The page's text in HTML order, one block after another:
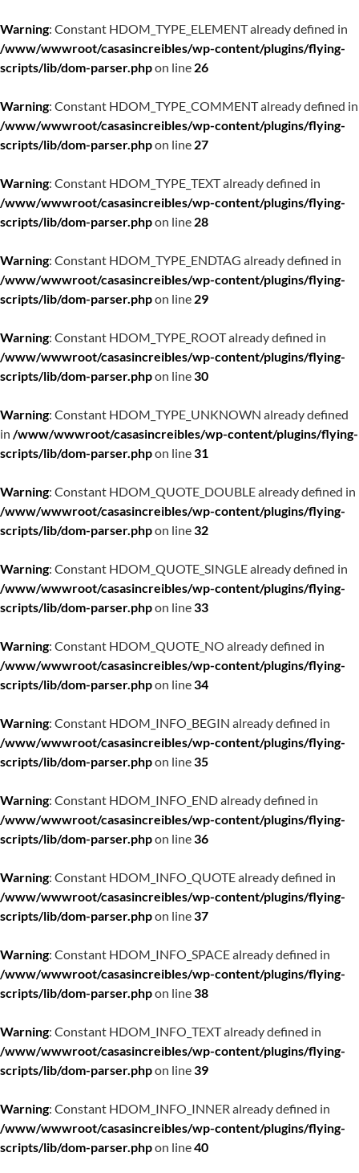
Warning: Constant HDOM_TYPE_ELEMENT already defined in
/www/wwwroot/casasincreibles/wp-content/plugins/flying-
scripts/lib/dom-parser.phpon line 26
Warning: Constant HDOM_TYPE_COMMENT already defined in
/www/wwwroot/casasincreibles/wp-content/plugins/flying-
scripts/lib/dom-parser.phpon line 27
Warning: Constant HDOM_TYPE_TEXT already defined in
/www/wwwroot/casasincreibles/wp-content/plugins/flying-
scripts/lib/dom-parser.phpon line 28
Warning: Constant HDOM_TYPE_ENDTAG already defined in
/www/wwwroot/casasincreibles/wp-content/plugins/flying-
scripts/lib/dom-parser.phpon line 29
Warning: Constant HDOM_TYPE_ROOT already defined in
/www/wwwroot/casasincreibles/wp-content/plugins/flying-
scripts/lib/dom-parser.phpon line30
Warning: Constant HDOM_TYPE_UNKNOWN already defined
in /www/wwwroot/casasincreibles/wp-content/plugins/flying-
scripts/lib/dom-parser.phpon line31
Warning: Constant HDOM_QUOTE_DOUBLE already defined in
/www/wwwroot/casasincreibles/wp-content/plugins/flying-
scripts/lib/dom-parser.phpon line32
Warning: Constant HDOM_QUOTE_SINGLE already defined in
/www/wwwroot/casasincreibles/wp-content/plugins/flying-
scripts/lib/dom-parser.phpon line33
Warning: Constant HDOM_QUOTE_NO already defined in
/www/wwwroot/casasincreibles/wp-content/plugins/flying-
scripts/lib/dom-parser.phpon line34
Warning: Constant HDOM_INFO_BEGIN already defined in
/www/wwwroot/casasincreibles/wp-content/plugins/flying-
scripts/lib/dom-parser.phpon line35
Warning: Constant HDOM_INFO_END already defined in
/www/wwwroot/casasincreibles/wp-content/plugins/flying-
scripts/lib/dom-parser.phpon line36
Warning: Constant HDOM_INFO_QUOTE already defined in
/www/wwwroot/casasincreibles/wp-content/plugins/flying-
scripts/lib/dom-parser.phpon line37
Warning: Constant HDOM_INFO_SPACE already defined in
/www/wwwroot/casasincreibles/wp-content/plugins/flying-
scripts/lib/dom-parser.phpon line38
Warning: Constant HDOM_INFO_TEXT already defined in
/www/wwwroot/casasincreibles/wp-content/plugins/flying-
scripts/lib/dom-parser.phpon line39
Warning: Constant HDOM_INFO_INNER already defined in
/www/wwwroot/casasincreibles/wp-content/plugins/flying-
scripts/lib/dom-parser.phpon line40